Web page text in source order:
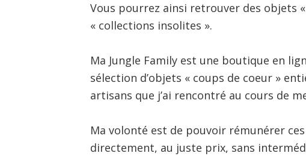
Vous pourrez ainsi retrouver des objets
« collections insolites ».
Ma Jungle Family est une boutique en
sélection d’objets « coups de coeur »
artisans que j’ai rencontré au cours de
Ma volonté est de pouvoir rémunérer
directement, au juste prix, sans